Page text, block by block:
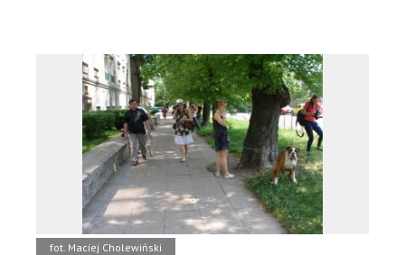
fot. Maciej Cholewiński